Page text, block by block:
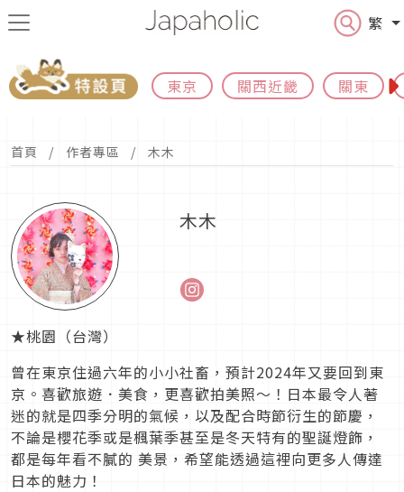
繁
東京 關西近畿 關東
首頁 作者專區 木木
木木
★桃園（台灣）
曾在東京住過六年的小小社畜，預計2024年又要回到東
京。喜歡旅遊．美食，更喜歡拍美照～！日本最令人著
迷的就是四季分明的氣候，以及配合時節衍生的節慶，
不論是櫻花季或是楓葉季甚至是冬天特有的聖誕燈飾，
都是每年看不膩的 美景，希望能透過這裡向更多人傳達
日本的魅力！